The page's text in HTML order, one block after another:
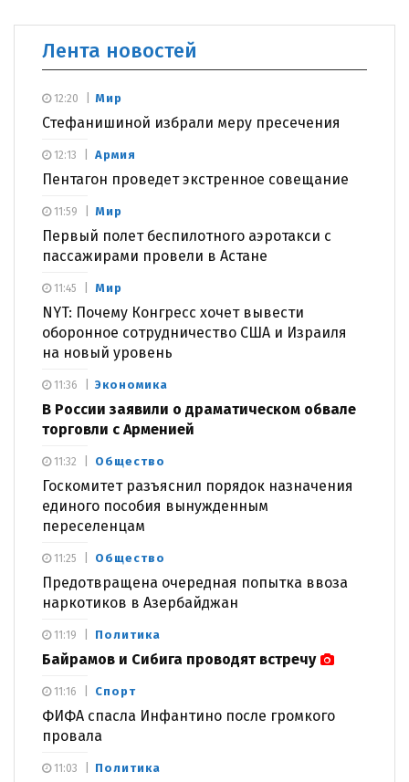
Лента новостей
Мир
Стефанишиной избрали меру пресечения
12:20
Армия
Пентагон проведет экстренное совещание
12:13
Мир
Первый полет беспилотного аэротакси с
пассажирами провели в Астане
11:59
Мир
NYT: Почему Конгресс хочет вывести
оборонное сотрудничество США и Израиля
на новый уровень
11:45
Экономика
В России заявили о драматическом обвале
торговли с Арменией
11:36
Общество
Госкомитет разъяснил порядок назначения
единого пособия вынужденным
переселенцам
11:32
Общество
Предотвращена очередная попытка ввоза
наркотиков в Азербайджан
11:25
Политика
Байрамов и Сибига проводят встречу
11:19
Спорт
ФИФА спасла Инфантино после громкого
провала
11:16
Политика
11:03